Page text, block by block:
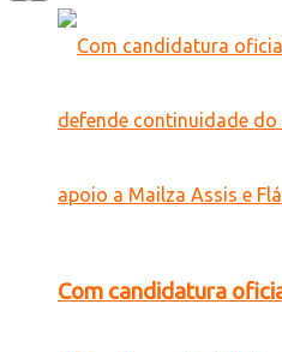
Com candidatura